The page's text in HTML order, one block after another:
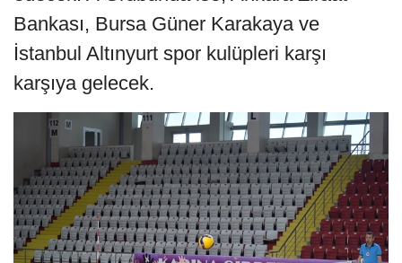
Bankası, Bursa Güner Karakaya ve
İstanbul Altınyurt spor kulüpleri karşı
karşıya gelecek.